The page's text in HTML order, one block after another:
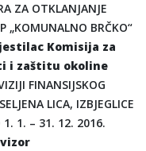
ZA OTKLANJANJE
„KOMUNALNO BRČKO“
Komisija za
i zaštitu okoline
FINANSIJSKOG
LICA, IZBJEGLICE
1. 1. – 31. 12. 2016.